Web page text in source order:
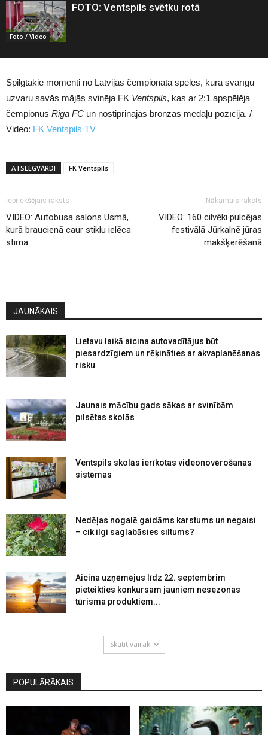
Foto / Video
FOTO: Ventspils svētku rotā
Spilgtākie momenti no Latvijas čempionāta spēles, kurā svarīgu
uzvaru savās mājās svinēja FK Ventspils, kas ar 2:1 apspēlēja
čempionus Riga FC un nostiprinājās bronzas medaļu pozīcijā. /
Video: FK Ventspils TV
ATSLĒGVĀRDI FK Ventspils
Iepriekšējais raksts
VIDEO: Autobusa salons Usmā,
kurā braucienā caur stiklu ielēca
stirna
Nākamais raksts
VIDEO: 160 cilvēki pulcējas
festivālā Jūrkalnē jūras
makšķerēšanā
JAUNĀKAIS
Lietavu laikā aicina autovadītājus būt
piesardzīgiem un rēķināties ar akvaplanēšanas
risku
Jaunais mācību gads sākas ar svinībām
pilsētas skolās
Ventspils skolās ierīkotas videonovērošanas
sistēmas
Nedēļas nogalē gaidāms karstums un negaisi
– cik ilgi saglabāsies siltums?
Aicina uzņēmējus līdz 22. septembrim
pieteikties konkursam jauniem nesezonas
tūrisma produktiem...
Skatīt vairāk
POPULĀRĀKAIS